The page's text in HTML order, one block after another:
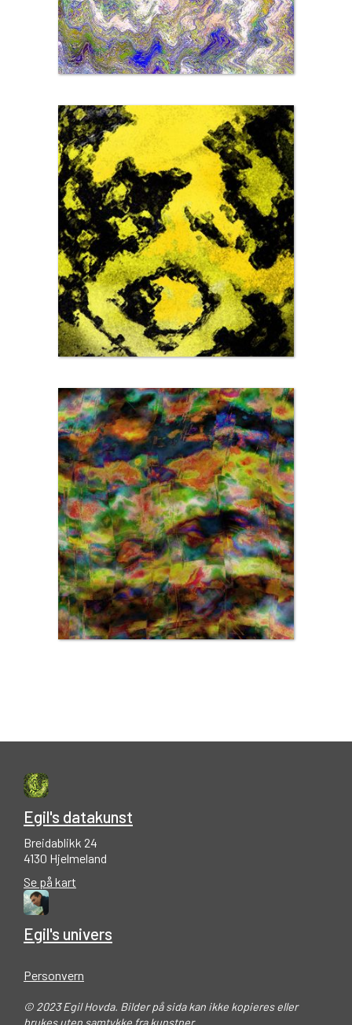
Egil's datakunst
Breidablikk 24
4130 Hjelmeland
Se på kart
Egil's univers
Personvern
© 2023 Egil Hovda. Bilder på sida kan ikke kopieres eller
brukes uten samtykke fra kunstner.